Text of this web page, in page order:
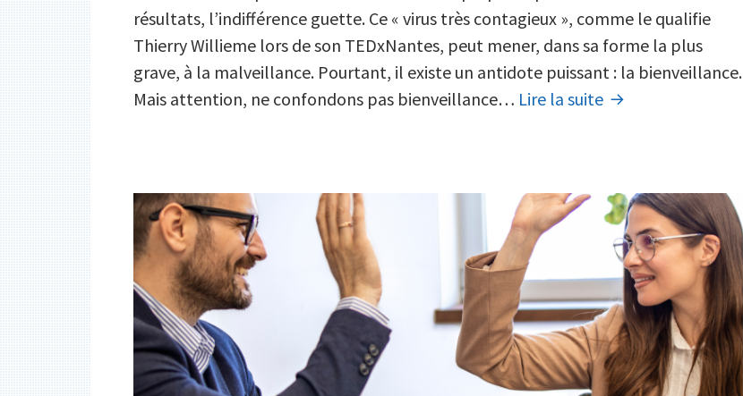
bienveillance
:
concilier
bonheur
en
entreprise
résultats, l’indifférence guette. Ce « virus très contagieux », comme le qualifie
Thierry Willieme lors de son TEDxNantes, peut mener, dans sa forme la plus
grave, à la malveillance. Pourtant, il existe un antidote puissant : la bienveillance.
Mais attention, ne confondons pas bienveillance… Lire la suite La
concilier
bonheur
et
performance
durable
en
entreprise